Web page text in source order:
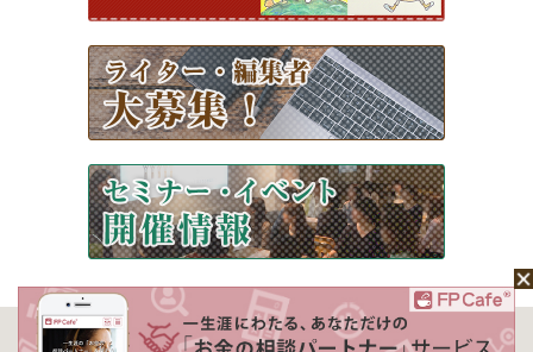
ホーム Mochaについて 運営会社 記事広告掲載について